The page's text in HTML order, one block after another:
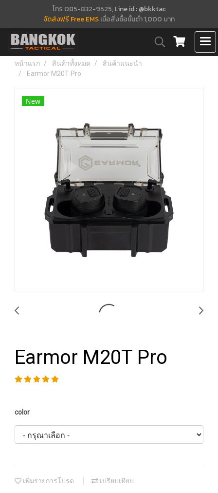
โทร 085-832-9525, Line id : @bkktac
จัดส่งฟรี Free EMSเมื่อสั่งซื้อขั้นต่ำ 1,000 บาท
หน้าแรก สินค้าทั้งหมด
สินค้าแนะนำ
Earmor M20T Pro
New
Earmor M20T Pro
color
เพิ่มรายการโปรด เปรียบเทียบ